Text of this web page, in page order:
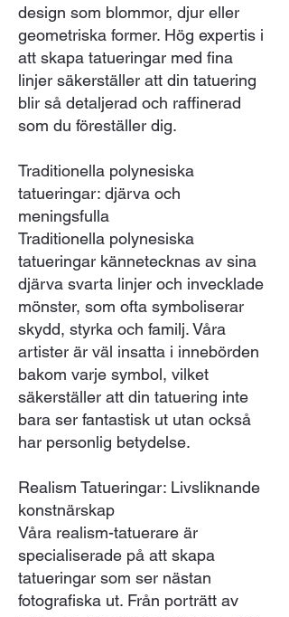
design som blommor, djur eller
geometriska former. Hög expertis i
att skapa tatueringar med fina
linjer säkerställer att din tatuering
blir så detaljerad och raffinerad
som du föreställer dig.
Traditionella polynesiska
tatueringar: djärva och
meningsfulla
Traditionella polynesiska
tatueringar kännetecknas av sina
djärva svarta linjer och invecklade
mönster, som ofta symboliserar
skydd, styrka och familj. Våra
artister är väl insatta i innebörden
bakom varje symbol, vilket
säkerställer att din tatuering inte
bara ser fantastisk ut utan också
har personlig betydelse.
Realism Tatueringar: Livsliknande
konstnärskap
Våra realism-tatuerare är
specialiserade på att skapa
tatueringar som ser nästan
fotografiska ut. Från porträtt av